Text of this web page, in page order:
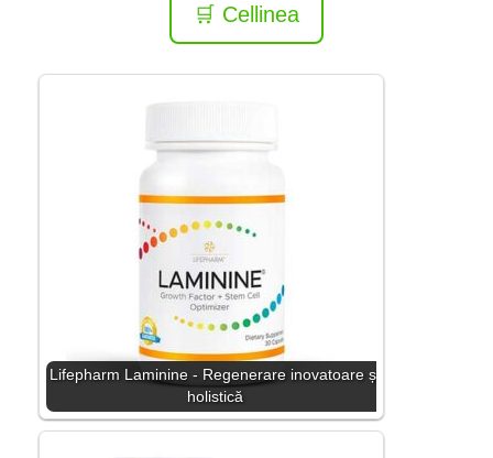
🛒 Cellinea
Lifepharm Laminine - Regenerare inovatoare și
holistică